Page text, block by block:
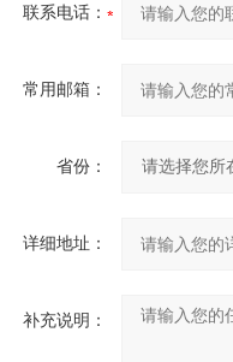
联系电话：
常用邮箱：
省份：
详细地址：
补充说明：